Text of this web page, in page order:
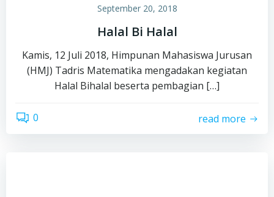
September 20, 2018
Halal Bi Halal
Kamis, 12 Juli 2018, Himpunan Mahasiswa Jurusan
(HMJ) Tadris Matematika mengadakan kegiatan
Halal Bihalal beserta pembagian […]
0 read more